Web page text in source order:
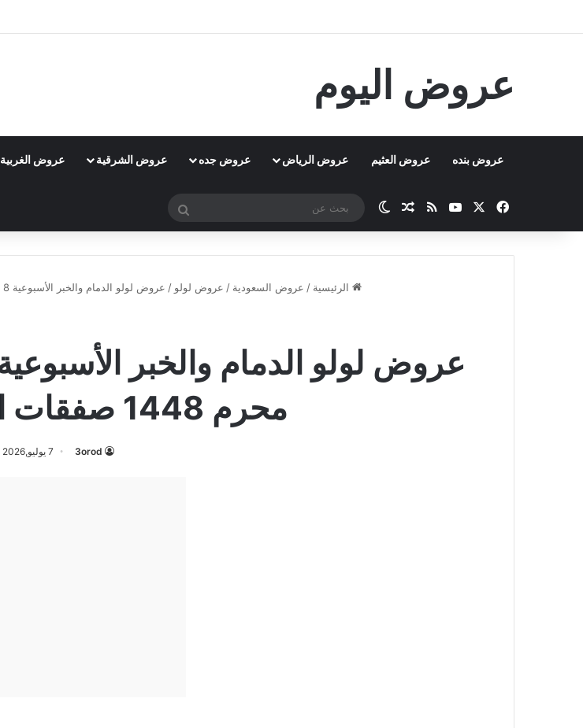
عروض اليوم
عروض بنده عروض العثيم عروض الرياض عروض جده عروض الشرقية عروض الغربية
فيسبوك ‫YouTubeملخص الموقع RSS
مقال عشوائي
الوضع المظلم
بحث
الرئيسية / عروض السعودية / عروض لولو / عروض لولو الدمام والخبر الأسبوعية 8 يوليو 2026 الموافق 23 محرم 1448 صفقات التوفير الكبرى
محرم 1448 صفقات التوفير الكبرى
3orod 7 يوليو,2026